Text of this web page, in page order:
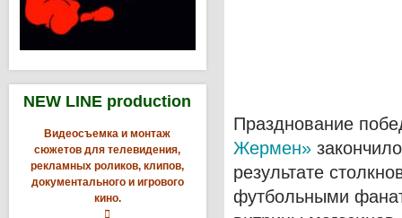
NEW LINE production
Видеосъемка и монтаж
сюжетов для телевидения,
рекламных роликов, клипов,
документального и игрового
кино.

Празднование
Жермен»
результате
футбольными